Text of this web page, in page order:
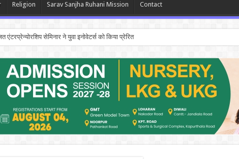
Religion Sarav Sanjha Ruhani Mission Contact
सेमिनार ने युवा इनोवेटर्स को किया प्रेरित